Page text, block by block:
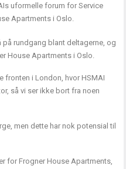
uformelle forum for Service
Apartments i Oslo.
på rundgang blant deltagerne, og
House Apartments i Oslo.
fronten i London, hvor HSMAI
så vi ser ikke bort fra noen
men dette har nok potensial til
for Frogner House Apartments,